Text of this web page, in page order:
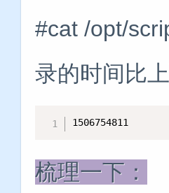
#cat /opt/
录的时间比
1506754811
梳理一下：